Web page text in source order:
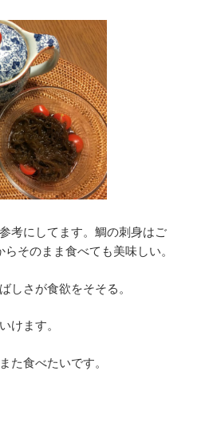
考にしてます。鯛の刺身はご
そのまま食べても美味しい。
しさが食欲をそそる。
けます。
た食べたいです。